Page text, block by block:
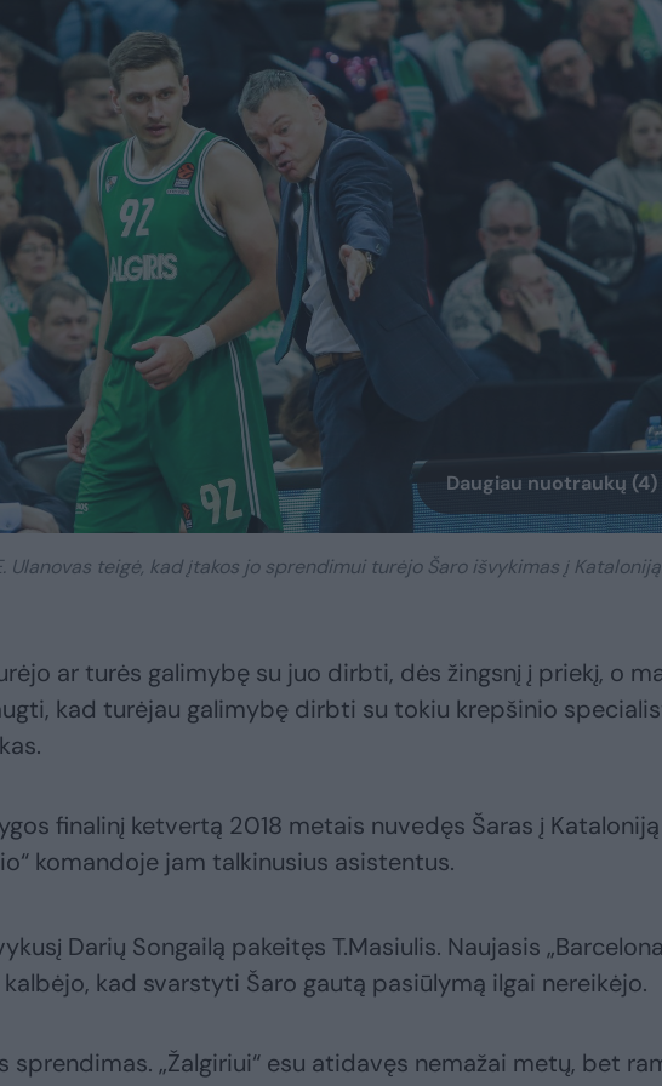
Daugiau nuotraukų (4)
Ulanovas teigė, kad įtakos jo sprendimui turėjo Šaro išvykimas į
ar turės galimybę su juo dirbti, dės žingsnį į priekį, o
kad turėjau galimybę dirbti su tokiu krepšinio
finalinį ketvertą 2018 metais nuvedęs Šaras į Kataloniją
komandoje jam talkinusius asistentus.
Darių Songailą pakeitęs T.Masiulis. Naujasis
kad svarstyti Šaro gautą pasiūlymą ilgai nereikėjo.
sprendimas. „Žalgiriui“ esu atidavęs nemažai metų, bet